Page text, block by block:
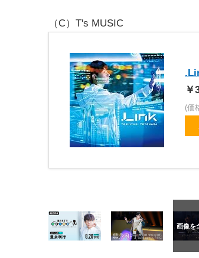
（C）T's MUSIC
￥
(価